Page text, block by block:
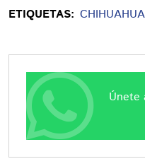
ETIQUETAS: CHIHUAHUA
Únete